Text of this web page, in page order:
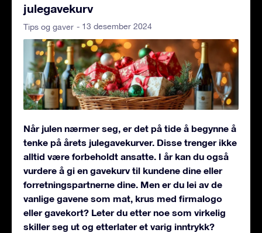
julegavekurv
Tips og gaver - 13 desember 2024
Når julen nærmer seg, er det på tide å begynne å
tenke på årets julegavekurver. Disse trenger ikke
alltid være forbeholdt ansatte. I år kan du også
vurdere å gi en gavekurv til kundene dine eller
forretningspartnerne dine. Men er du lei av de
vanlige gavene som mat, krus med firmalogo
eller gavekort? Leter du etter noe som virkelig
skiller seg ut og etterlater et varig inntrykk?